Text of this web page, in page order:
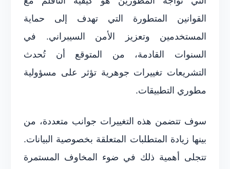
القوانين المتطورة التي تهدف إلى حماية
المستخدمين وتعزيز الأمن السيبراني. في
السنوات القادمة، من المتوقع أن تُحدث
التشريعات تغييرات جوهرية تؤثر على مسؤولية
مطوري التطبيقات.
سوف تتضمن هذه التغييرات جوانب متعددة، من
بينها زيادة المتطلبات المتعلقة بخصوصية البيانات.
تتجلى أهمية ذلك في ضوء المخاوف المستمرة